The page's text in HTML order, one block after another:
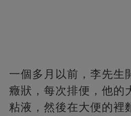
一個多月以前，李先生
癥狀，每次排便，他的
粘液，然後在大便的裡